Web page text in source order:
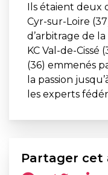
Ils étaient deux
Cyr-sur-Loire
d’arbitrage de
KC Val-de-Cissé
(36) emmenés
la passion
les experts
Partager cet